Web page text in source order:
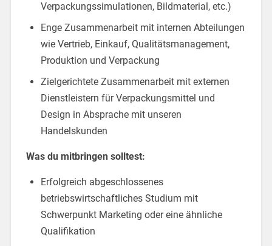
Verpackungssimulationen, Bildmaterial, etc.)
Enge Zusammenarbeit mit internen Abteilungen
wie Vertrieb, Einkauf, Qualitätsmanagement,
Produktion und Verpackung
Zielgerichtete Zusammenarbeit mit externen
Dienstleistern für Verpackungsmittel und
Design in Absprache mit unseren
Handelskunden
Was du mitbringen solltest:
Erfolgreich abgeschlossenes
betriebswirtschaftliches Studium mit
Schwerpunkt Marketing oder eine ähnliche
Qualifikation